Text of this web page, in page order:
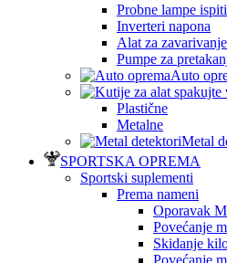
Probne lampe
Inverteri napona
Alat za zavarivanje
Pumpe za
Auto
Plastične
Metalne
Metal
SPORTSKA OPREMA
Sportski suplementi
Prema nameni
Oporavak
Povećanje
Skidanje
Povećanje